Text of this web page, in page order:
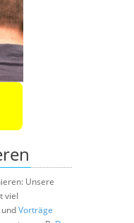
Unsere
viel
undVorträge